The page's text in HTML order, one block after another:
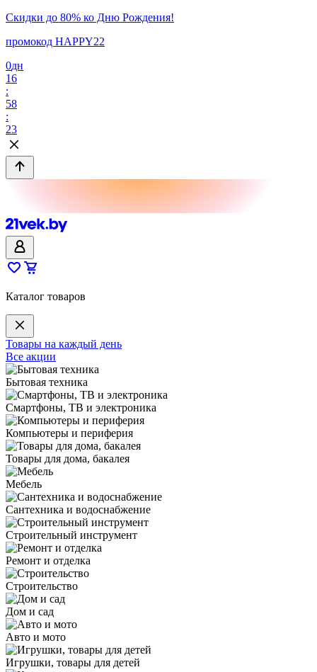
Скидки до 80% ко Дню Рождения!
промокод HAPPY22
0дн
16
:
58
:
23
Каталог товаров
Товары на каждый день
Все акции
Бытовая техника
Смартфоны, ТВ и электроника
Компьютеры и периферия
Товары для дома, бакалея
Мебель
Сантехника и водоснабжение
Строительный инструмент
Ремонт и отделка
Строительство
Дом и сад
Авто и мото
Игрушки, товары для детей